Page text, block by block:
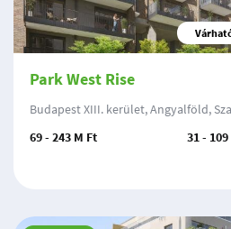
Park West Rise
Budapest XIII. kerület, Angyalföld,
69 - 243 M Ft
31 -